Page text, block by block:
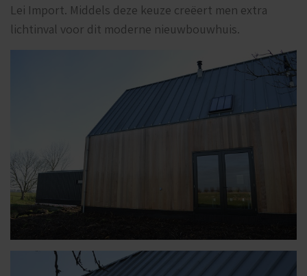
Lei Import. Middels deze keuze creëert men extra
lichtinval voor dit moderne nieuwbouwhuis.